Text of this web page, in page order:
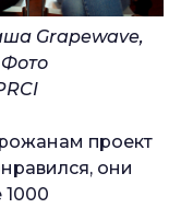
Grapewave,
проект
они